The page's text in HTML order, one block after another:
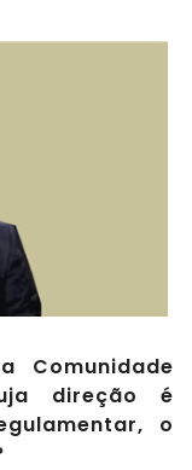
Comunidade
direção é
o